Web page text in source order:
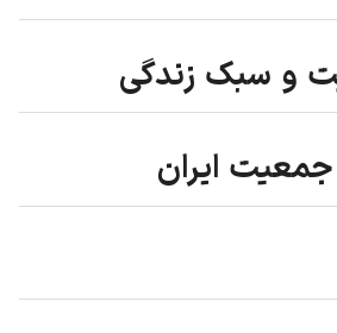
و سبک زندگی
ایران